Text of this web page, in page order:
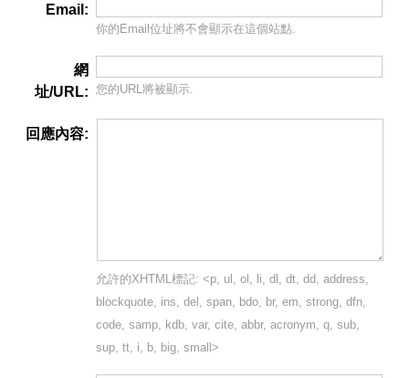
Email:
你的Email位址將不會顯示在這個站點.
網
址/URL: 您的URL將被顯示.
回應內容:
允許的XHTML標記: <p, ul, ol, li, dl, dt, dd, address,
blockquote, ins, del, span, bdo, br, em, strong, dfn,
code, samp, kdb, var, cite, abbr, acronym, q, sub,
sup, tt, i, b, big, small>